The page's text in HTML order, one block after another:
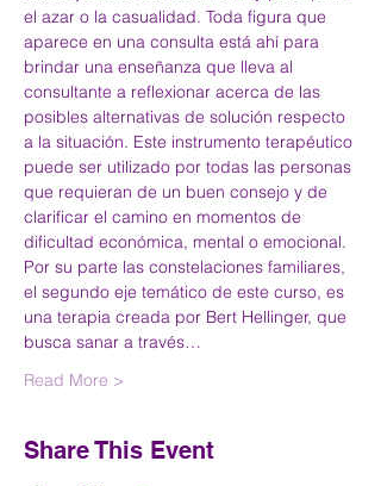
el azar o la casualidad. Toda figura que
aparece en una consulta está ahí para
brindar una enseñanza que lleva al
consultante a reflexionar acerca de las
posibles alternativas de solución respecto
a la situación. Este instrumento terapéutico
puede ser utilizado por todas las personas
que requieran de un buen consejo y de
clarificar el camino en momentos de
dificultad económica, mental o emocional.
Por su parte las constelaciones familiares,
el segundo eje temático de este curso, es
una terapia creada por Bert Hellinger, que
busca sanar a través…
Read More >
Share This Event